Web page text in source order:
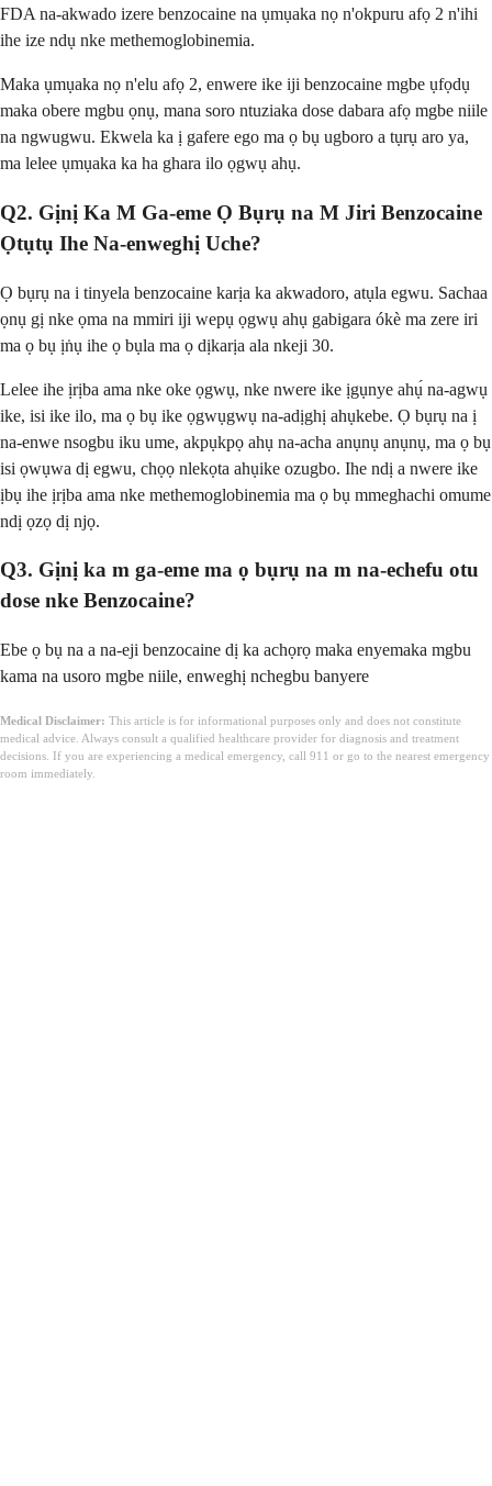
FDA na-akwado izere benzocaine na ụmụaka nọ n'okpuru afọ 2 n'ihi
ihe ize ndụ nke methemoglobinemia.
Maka ụmụaka nọ n'elu afọ 2, enwere ike iji benzocaine mgbe ụfọdụ
maka obere mgbu ọnụ, mana soro ntuziaka dose dabara afọ mgbe niile
na ngwugwu. Ekwela ka ị gafere ego ma ọ bụ ugboro a tụrụ aro ya,
ma lelee ụmụaka ka ha ghara ilo ọgwụ ahụ.
Q2. Gịnị Ka M Ga-eme Ọ Bụrụ na M Jiri Benzocaine
Ọtụtụ Ihe Na-enweghị Uche?
Ọ bụrụ na i tinyela benzocaine karịa ka akwadoro, atụla egwu. Sachaa
ọnụ gị nke ọma na mmiri iji wepụ ọgwụ ahụ gabigara ókè ma zere iri
ma ọ bụ ịṅụ ihe ọ bụla ma ọ dịkarịa ala nkeji 30.
Lelee ihe ịrịba ama nke oke ọgwụ, nke nwere ike ịgụnye ahụ́ na-agwụ
ike, isi ike ilo, ma ọ bụ ike ọgwụgwụ na-adịghị ahụkebe. Ọ bụrụ na ị
na-enwe nsogbu iku ume, akpụkpọ ahụ na-acha anụnụ anụnụ, ma ọ bụ
isi ọwụwa dị egwu, chọọ nlekọta ahụike ozugbo. Ihe ndị a nwere ike
ịbụ ihe ịrịba ama nke methemoglobinemia ma ọ bụ mmeghachi omume
ndị ọzọ dị njọ.
Q3. Gịnị ka m ga-eme ma ọ bụrụ na m na-echefu otu
dose nke Benzocaine?
Ebe ọ bụ na a na-eji benzocaine dị ka achọrọ maka enyemaka mgbu
kama na usoro mgbe niile, enweghị nchegbu banyere
Medical Disclaimer: This article is for informational purposes only and does not constitute
medical advice. Always consult a qualified healthcare provider for diagnosis and treatment
decisions. If you are experiencing a medical emergency, call 911 or go to the nearest emergency
room immediately.